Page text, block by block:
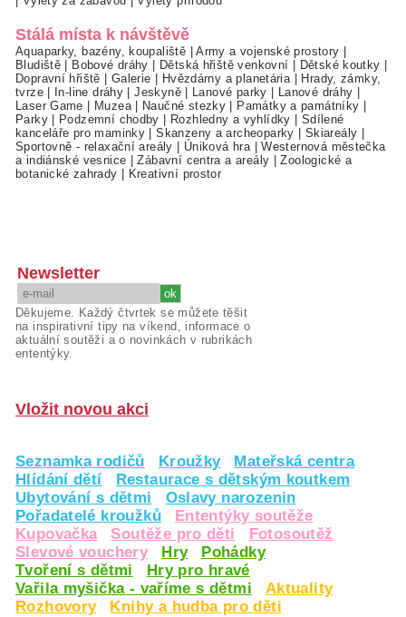
Stálá místa k návštěvě
Aquaparky, bazény, koupaliště |Army a vojenské prostory
Bludiště
Bobové dráhy Dětská hřiště venkovní Dětské koutky
Dopravní hřiště
Galerie Hvězdárny a planetária|
Hrady, zámky,
tvrze| In-line dráhy |Jeskyně| Lanové parky Lanové dráhy
Laser Game
Muzea| Naučné stezky Památky a památníky
Parky| Podzemní chodby Rozhledny a vyhlídky
Sdílené
kanceláře pro maminky |Skanzeny a archeoparky Skiareály
Sportovně - relaxační areály
Úniková hra|Westernová městečka
a indiánské vesnice |Zábavní centra a areály |Zoologické a
botanické zahrady
Kreativní prostor
Newsletter
Děkujeme. Každý čtvrtek se můžete těšit
na inspirativní tipy na víkend, informace o
aktuální soutěži a o novinkách v rubrikách
ententýky.
Vložit novou akci
Seznamka rodičů Kroužky
Mateřská centra
Hlídání dětí
Restaurace s dětským koutkem
Ubytování s dětmi
Oslavy narozenin
Pořadatelé kroužků
Ententýky soutěže
Kupovačka
Soutěže pro děti
Fotosoutěž
Slevové vouchery
Hry
Pohádky
Tvoření s dětmi
Hry pro hravé
Vařila myšička - vaříme s dětmi
Aktuality
Rozhovory
Knihy a hudba pro děti